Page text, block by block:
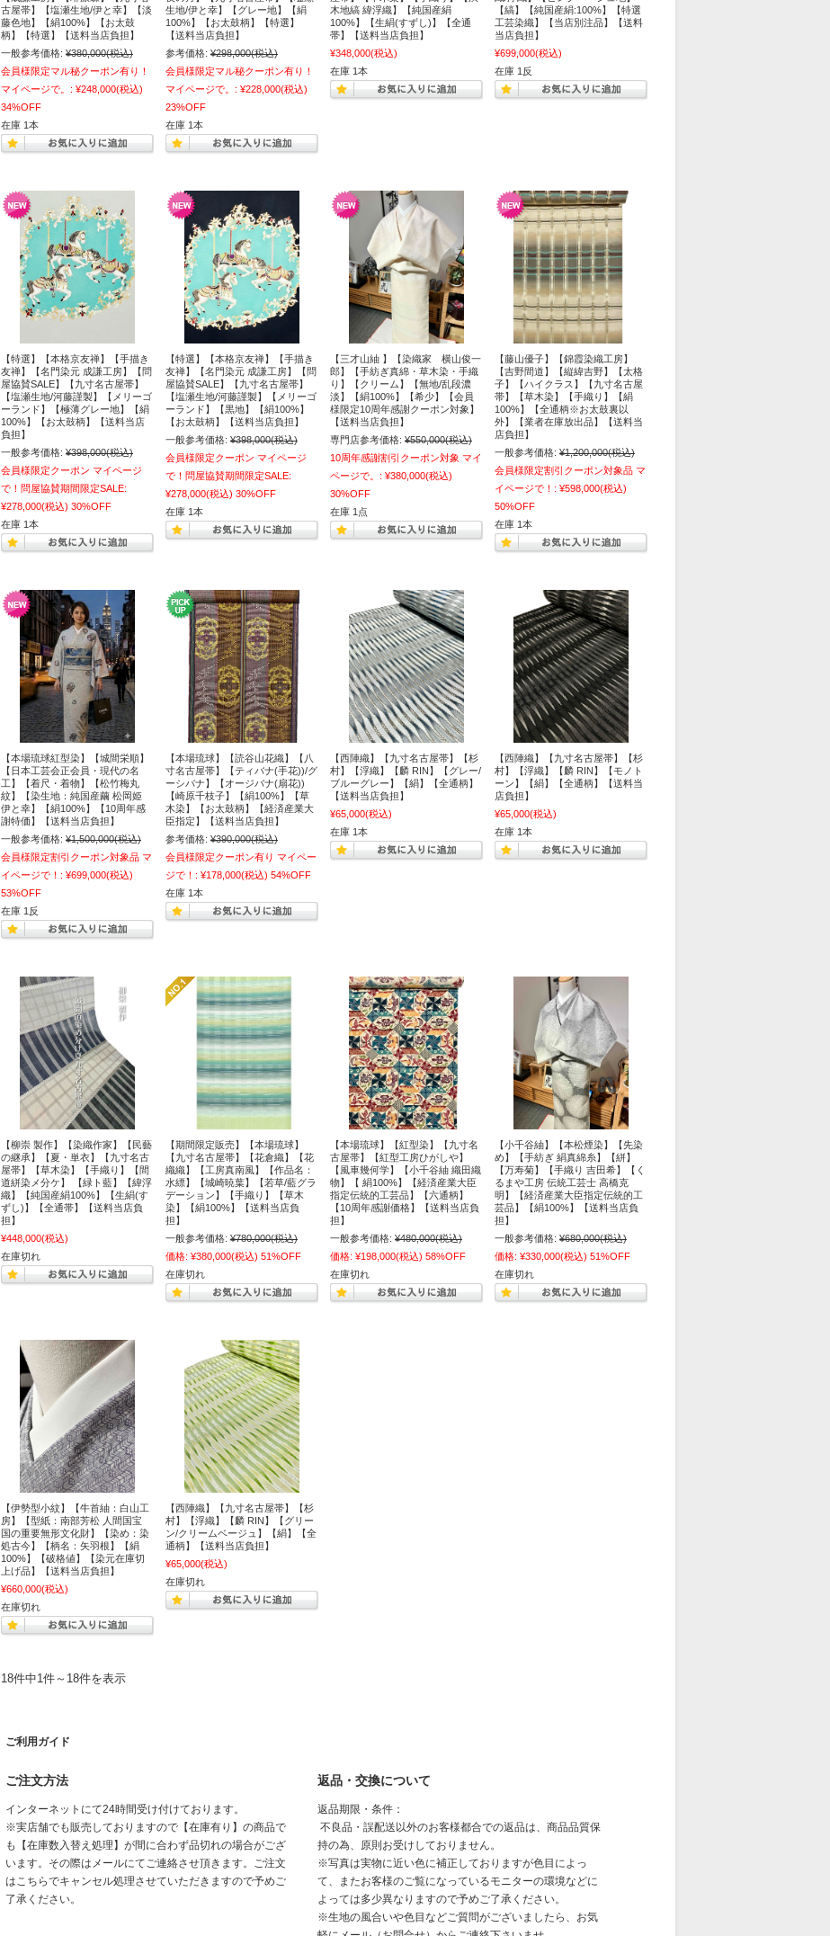
古屋帯】【塩瀬生地/伊と幸】【淡
藤色地】【絹100%】【お太鼓
柄】【特選】【送料当店負担】
一般参考価格: ¥380,000(税込)
会員様限定マル秘クーポン有り！
マイページで。: ¥248,000(税込)
34%OFF
在庫 1本
生地/伊と幸】【グレー地】【絹
100%】【お太鼓柄】【特選】
【送料当店負担】
参考価格: ¥298,000(税込)
会員様限定マル秘クーポン有り！
マイページで。: ¥228,000(税込)
23%OFF
在庫 1本
木地縞 緯浮織】【純国産絹
100%】【生絹(すずし)】【全通
帯】【送料当店負担】
¥348,000(税込)
在庫 1本
【縞】【純国産絹:100%】【特選
工芸染織】【当店別注品】【送料
当店負担】
¥699,000(税込)
在庫 1反
【特選】【本格京友禅】【手描き
友禅】【名門染元 成謙工房】【問
屋協賛SALE】【九寸名古屋帯】
【塩瀬生地/河藤謹製】【メリーゴ
ーランド】【極薄グレー地】【絹
100%】【お太鼓柄】【送料当店
負担】
一般参考価格: ¥398,000(税込)
会員様限定クーポン マイページ
で！問屋協賛期間限定SALE:
¥278,000(税込) 30%OFF
在庫 1本
【特選】【本格京友禅】【手描き
友禅】【名門染元 成謙工房】【問
屋協賛SALE】【九寸名古屋帯】
【塩瀬生地/河藤謹製】【メリーゴ
ーランド】【黒地】【絹100%】
【お太鼓柄】【送料当店負担】
一般参考価格: ¥398,000(税込)
会員様限定クーポン マイページ
で！問屋協賛期間限定SALE:
¥278,000(税込) 30%OFF
在庫 1本
【三才山紬 】【染織家 横山俊一
郎】【手紡ぎ真綿・草木染・手織
り】【クリーム】【無地/乱段濃
淡】【絹100%】【希少】【会員
様限定10周年感謝クーポン対象】
【送料当店負担】
専門店参考価格: ¥550,000(税込)
10周年感謝割引クーポン対象 マイ
ページで。: ¥380,000(税込)
30%OFF
在庫 1点
【藤山優子】【錦霞染織工房】
【吉野間道】【縦緯吉野】【太格
子】【ハイクラス】【九寸名古屋
帯】【草木染】【手織り】【絹
100%】【全通柄※お太鼓裏以
外】【業者在庫放出品】【送料当
店負担】
一般参考価格: ¥1,200,000(税込)
会員様限定割引クーポン対象品 マ
イページで！: ¥598,000(税込)
50%OFF
在庫 1本
【本場琉球紅型染】【城間栄順】
【日本工芸会正会員・現代の名
工】【着尺・着物】【松竹梅丸
紋】【染生地：純国産繭 松岡姫
伊と幸】【絹100%】【10周年感
謝特価】【送料当店負担】
一般参考価格: ¥1,500,000(税込)
会員様限定割引クーポン対象品 マ
イページで！: ¥699,000(税込)
53%OFF
在庫 1反
【本場琉球】【読谷山花織】【八
寸名古屋帯】【ティバナ(手花))/グ
ーシバナ】【オージバナ(扇花))
【崎原千枝子】【絹100%】【草
木染】【お太鼓柄】【経済産業大
臣指定】【送料当店負担】
参考価格: ¥390,000(税込)
会員様限定クーポン有り マイペー
ジで！: ¥178,000(税込) 54%OFF
在庫 1本
【西陣織】【九寸名古屋帯】【杉
村】【浮織】【麟 RIN】【グレー/
ブルーグレー】【絹】【全通柄】
【送料当店負担】
¥65,000(税込)
在庫 1本
【西陣織】【九寸名古屋帯】【杉
村】【浮織】【麟 RIN】【モノト
ーン】【絹】【全通柄】【送料当
店負担】
¥65,000(税込)
在庫 1本
【柳崇 製作】【染織作家】【民藝
の継承】【夏・単衣】【九寸名古
屋帯】【草木染】【手織り】【間
道絣染メ分ケ】 【緑ト藍】【緯浮
織】【純国産絹100%】【生絹(す
ずし)】【全通帯】【送料当店負
担】
¥448,000(税込)
在庫切れ
【期間限定販売】【本場琉球】
【九寸名古屋帯】【花倉織】【花
織織】【工房真南風】【作品名：
水縹】【城崎暁葉】【若草/藍グラ
デーション】【手織り】【草木
染】【絹100%】【送料当店負
担】
一般参考価格: ¥780,000(税込)
価格: ¥380,000(税込) 51%OFF
在庫切れ
【本場琉球】【紅型染】【九寸名
古屋帯】【紅型工房ひがしや】
【風車幾何学】【小千谷紬 織田織
物】【 絹100%】【経済産業大臣
指定伝統的工芸品】【六通柄】
【10周年感謝価格】【送料当店負
担】
一般参考価格: ¥480,000(税込)
価格: ¥198,000(税込) 58%OFF
在庫切れ
【小千谷紬】【本松煙染】【先染
め】【手紡ぎ 絹真綿糸】【絣】
【万寿菊】【手織り 吉田希】【く
るまや工房 伝統工芸士 高橋克
明】【経済産業大臣指定伝統的工
芸品】【絹100%】【送料当店負
担】
一般参考価格: ¥680,000(税込)
価格: ¥330,000(税込) 51%OFF
在庫切れ
【伊勢型小紋】【牛首紬：白山工
房】【型紙：南部芳松 人間国宝
国の重要無形文化財】【染め：染
処古今】【柄名：矢羽根】【絹
100%】【破格値】【染元在庫切
上げ品】【送料当店負担】
¥660,000(税込)
在庫切れ
【西陣織】【九寸名古屋帯】【杉
村】【浮織】【麟 RIN】【グリー
ン/クリームベージュ】【絹】【全
通柄】【送料当店負担】
¥65,000(税込)
在庫切れ
18件中1件～18件を表示
ご利用ガイド
ご注文方法
インターネットにて24時間受け付けております。
※実店舗でも販売しておりますので【在庫有り】の商品で
も【在庫数入替え処理】が間に合わず品切れの場合がござ
います。その際はメールにてご連絡させ頂きます。ご注文
はこちらでキャンセル処理させていただきますので予めご
了承ください。
返品・交換について
返品期限・条件：
不良品・誤配送以外のお客様都合での返品は、商品品質保
持の為、原則お受けしておりません。
※写真は実物に近い色に補正しておりますが色目によっ
て、またお客様のご覧になっているモニターの環境などに
よっては多少異なりますので予めご了承ください。
※生地の風合いや色目などご質問がございましたら、お気